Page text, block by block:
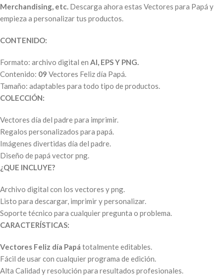
Merchandising, etc. Descarga ahora estas Vectores para Papá y
empieza a personalizar tus productos.
CONTENIDO:
Formato: archivo digital en AI, EPS Y PNG.
Contenido: 09 Vectores Feliz día Papá.
Tamaño: adaptables para todo tipo de productos.
COLECCIÓN:
Vectores día del padre para imprimir.
Regalos personalizados para papá.
Imágenes divertidas día del padre.
Diseño de papá vector png.
¿QUE INCLUYE?
Archivo digital con los vectores y png.
Listo para descargar, imprimir y personalizar.
Soporte técnico para cualquier pregunta o problema.
CARACTERÍSTICAS:
Vectores Feliz día Papá totalmente editables.
Fácil de usar con cualquier programa de edición.
Alta Calidad y resolución para resultados profesionales.